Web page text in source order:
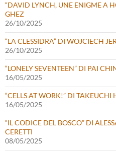
“DAVID LYNCH, UNE ENIGME A
GHEZ
26/10/2025
“LA CLESSIDRA” DI WOJCIECH
26/10/2025
“LONELY SEVENTEEN” DI PAI
16/05/2025
“CELLS AT WORK!” DI TAKEUCHI
16/05/2025
“IL CODICE DEL BOSCO” DI
CERETTI
08/05/2025